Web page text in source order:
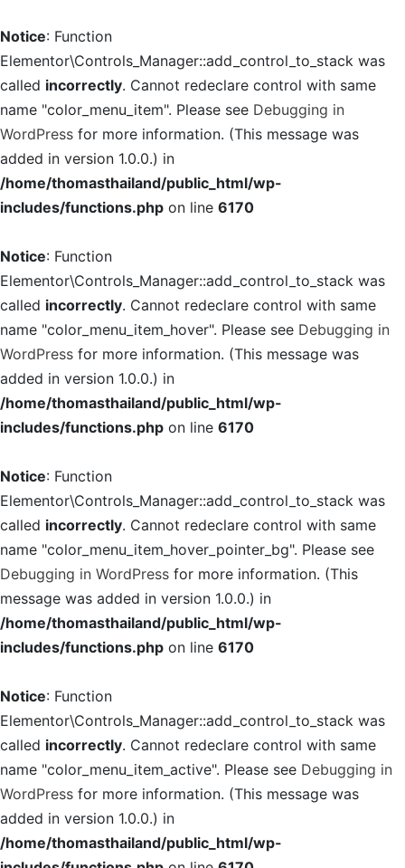
Notice: Function
Elementor\Controls_Manager::add_control_to_stack was
called incorrectly. Cannot redeclare control with same
name "color_menu_item". Please see Debugging in
WordPress for more information. (This message was
added in version 1.0.0.) in
/home/thomasthailand/public_html/wp-
includes/functions.php on line 6170
Notice: Function
Elementor\Controls_Manager::add_control_to_stack was
called incorrectly. Cannot redeclare control with same
name "color_menu_item_hover". Please see Debugging in
WordPress for more information. (This message was
added in version 1.0.0.) in
/home/thomasthailand/public_html/wp-
includes/functions.php on line 6170
Notice: Function
Elementor\Controls_Manager::add_control_to_stack was
called incorrectly. Cannot redeclare control with same
name "color_menu_item_hover_pointer_bg". Please see
Debugging in WordPress for more information. (This
message was added in version 1.0.0.) in
/home/thomasthailand/public_html/wp-
includes/functions.php on line 6170
Notice: Function
Elementor\Controls_Manager::add_control_to_stack was
called incorrectly. Cannot redeclare control with same
name "color_menu_item_active". Please see Debugging in
WordPress for more information. (This message was
added in version 1.0.0.) in
/home/thomasthailand/public_html/wp-